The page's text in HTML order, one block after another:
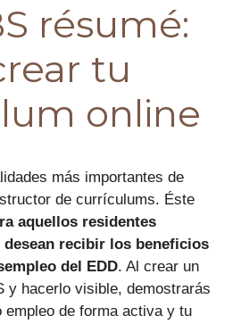
résumé:
tu
online
más importantes de
de currículums. Éste
aquellos residentes
desean recibir los beneficios
del EDD. Al crear un
y hacerlo visible, demostrarás
empleo de forma activa y tu